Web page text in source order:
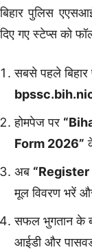
बिहार पुलिस
दिए गए स्टेप्स को
सबसे पहले
होमपेज पर
Form 2026”
अब “Register
मूल विवरण भरें
सफल भुगतान के
आईडी और